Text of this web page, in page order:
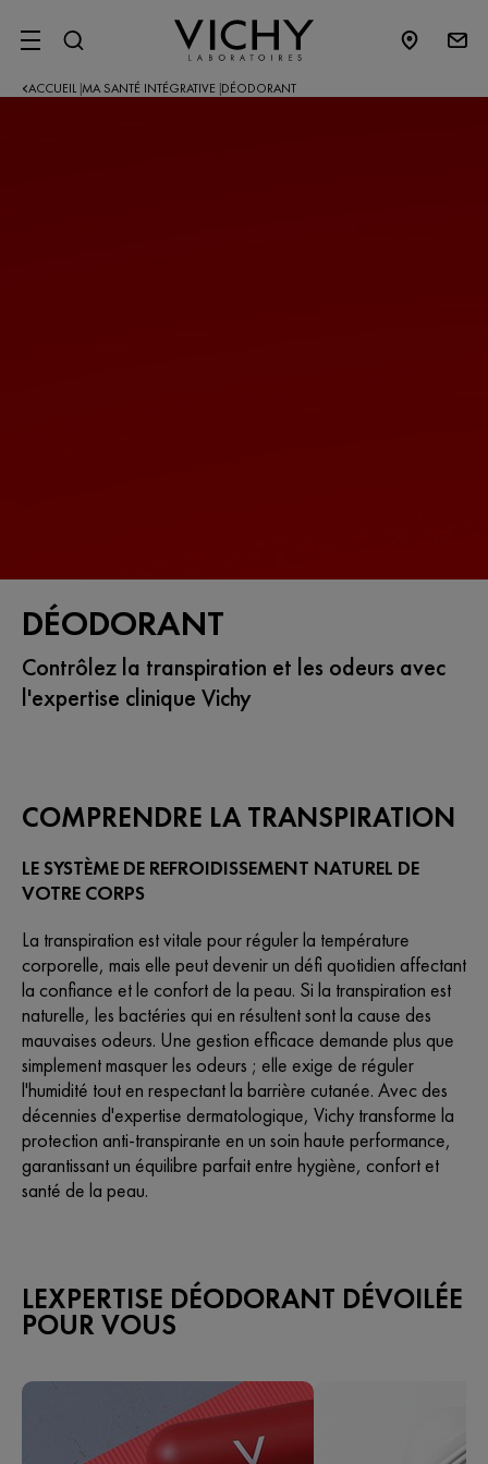
SITE MENU
ACCUEIL MA SANTÉ INTÉGRATIVE DÉODORANT
DÉODORANT
Contrôlez la transpiration et les odeurs avec
l'expertise clinique Vichy
COMPRENDRE LA TRANSPIRATION
LE SYSTÈME DE REFROIDISSEMENT NATUREL DE
VOTRE CORPS
La transpiration est vitale pour réguler la température
corporelle, mais elle peut devenir un défi quotidien affectant
la confiance et le confort de la peau. Si la transpiration est
naturelle, les bactéries qui en résultent sont la cause des
mauvaises odeurs. Une gestion efficace demande plus que
simplement masquer les odeurs ; elle exige de réguler
l'humidité tout en respectant la barrière cutanée. Avec des
décennies d'expertise dermatologique, Vichy transforme la
protection anti-transpirante en un soin haute performance,
garantissant un équilibre parfait entre hygiène, confort et
santé de la peau.
LEXPERTISE DÉODORANT DÉVOILÉE
POUR VOUS